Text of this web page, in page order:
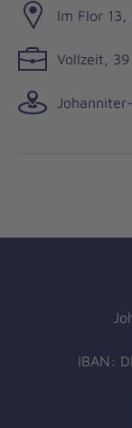
Im Flor 13,
Vollzeit,
IBAN: